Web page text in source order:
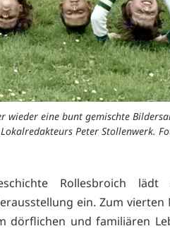
eine bunt gemischte
Peter Stollenwerk.
Rollesbroich lädt
ein. Zum vierten
dörflichen und familiären